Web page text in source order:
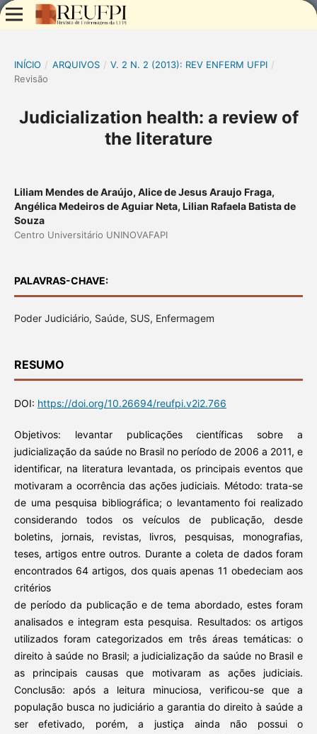
INÍCIO / ARQUIVOS / V. 2 N. 2 (2013): REV ENFERM UFPI /
Revisão
Judicialization health: a review of
the literature
Liliam Mendes de Araújo, Alice de Jesus Araujo Fraga,
Angélica Medeiros de Aguiar Neta, Lilian Rafaela Batista de
Souza
Centro Universitário UNINOVAFAPI
PALAVRAS-CHAVE:
Poder Judiciário, Saúde, SUS, Enfermagem
RESUMO
DOI: https://doi.org/10.26694/reufpi.v2i2.766
Objetivos: levantar publicações científicas sobre a
judicialização da saúde no Brasil no período de 2006 a 2011, e
identificar, na literatura levantada, os principais eventos que
motivaram a ocorrência das ações judiciais. Método: trata-se
de uma pesquisa bibliográfica; o levantamento foi realizado
considerando todos os veículos de publicação, desde
boletins, jornais, revistas, livros, pesquisas, monografias,
teses, artigos entre outros. Durante a coleta de dados foram
encontrados 64 artigos, dos quais apenas 11 obedeciam aos
critérios
de período da publicação e de tema abordado, estes foram
analisados e integram esta pesquisa. Resultados: os artigos
utilizados foram categorizados em três áreas temáticas: o
direito à saúde no Brasil; a judicialização da saúde no Brasil e
as principais causas que motivaram as ações judiciais.
Conclusão: após a leitura minuciosa, verificou-se que a
população busca no judiciário a garantia do direito à saúde a
ser efetivado, porém, a justiça ainda não possui o